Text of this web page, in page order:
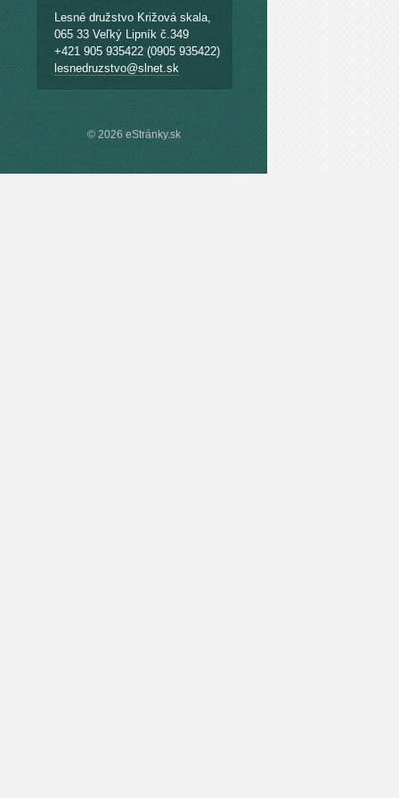
Lesné družstvo Križová skala,
065 33 Veľký Lipník č.349
+421 905 935422 (0905 935422)
lesnedruzstvo@slnet.sk
© 2026 eStránky.sk